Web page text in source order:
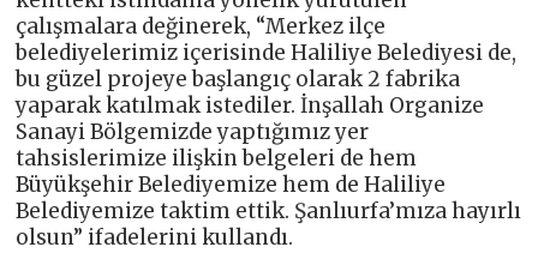
çalışmalara değinerek, “Merkez ilçe
belediyelerimiz içerisinde Haliliye Belediyesi de,
bu güzel projeye başlangıç olarak 2 fabrika
yaparak katılmak istediler. İnşallah Organize
Sanayi Bölgemizde yaptığımız yer
tahsislerimize ilişkin belgeleri de hem
Büyükşehir Belediyemize hem de Haliliye
Belediyemize taktim ettik. Şanlıurfa’mıza hayırlı
olsun” ifadelerini kullandı.